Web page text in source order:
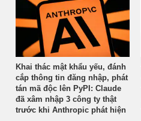
Khai thác mật khẩu yếu, đánh
cắp thông tin đăng nhập, phát
tán mã độc lên PyPI: Claude
đã xâm nhập 3 công ty thật
trước khi Anthropic phát hiện